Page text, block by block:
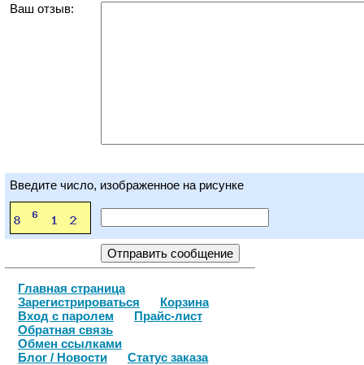
Ваш отзыв:
Введите число, изображенное на рисунке
Главная страница
Зарегистрироваться
Корзина
Вход с паролем
Прайс-лист
Обратная связь
Обмен ссылками
Блог / Новости
Статус заказа